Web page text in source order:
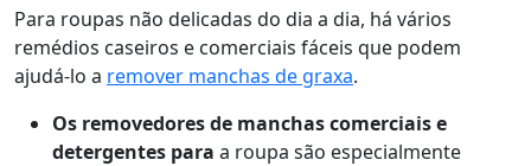
Para roupas não delicadas do dia a dia, há vários
remédios caseiros e comerciais fáceis que podem
ajudá-lo a remover manchas de graxa.
Os removedores de manchas comerciais e
detergentes para a roupa são especialmente